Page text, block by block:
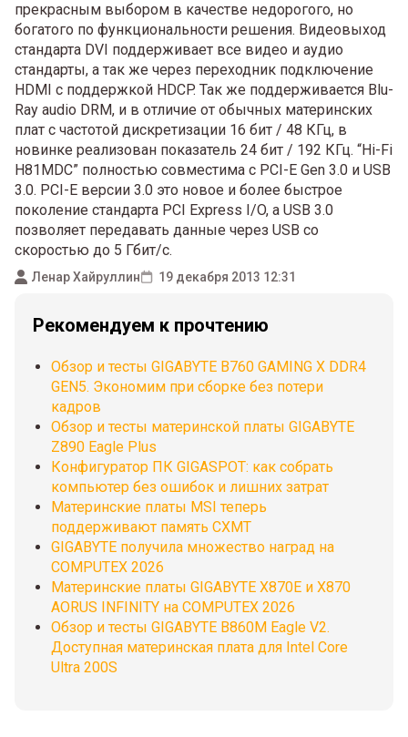
прекрасным выбором в качестве недорогого, но
богатого по функциональности решения. Видеовыход
стандарта DVI поддерживает все видео и аудио
стандарты, а так же через переходник подключение
HDMI с поддержкой HDCP. Так же поддерживается Blu-
Ray audio DRM, и в отличие от обычных материнских
плат с частотой дискретизации 16 бит / 48 КГц, в
новинке реализован показатель 24 бит / 192 КГц. “Hi-Fi
H81MDC” полностью совместима с PCI-E Gen 3.0 и USB
3.0. PCI-E версии 3.0 это новое и более быстрое
поколение стандарта PCI Express I/O, а USB 3.0
позволяет передавать данные через USB со
скоростью до 5 Гбит/с.
Ленар Хайруллин 19 декабря 2013 12:31
Рекомендуем к прочтению
Обзор и тесты GIGABYTE B760 GAMING X DDR4
GEN5. Экономим при сборке без потери
кадров
Обзор и тесты материнской платы GIGABYTE
Z890 Eagle Plus
Конфигуратор ПК GIGASPOT: как собрать
компьютер без ошибок и лишних затрат
Материнские платы MSI теперь
поддерживают память CXMT
GIGABYTE получила множество наград на
COMPUTEX 2026
Материнские платы GIGABYTE X870E и X870
AORUS INFINITY на COMPUTEX 2026
Обзор и тесты GIGABYTE B860M Eagle V2.
Доступная материнская плата для Intel Core
Ultra 200S